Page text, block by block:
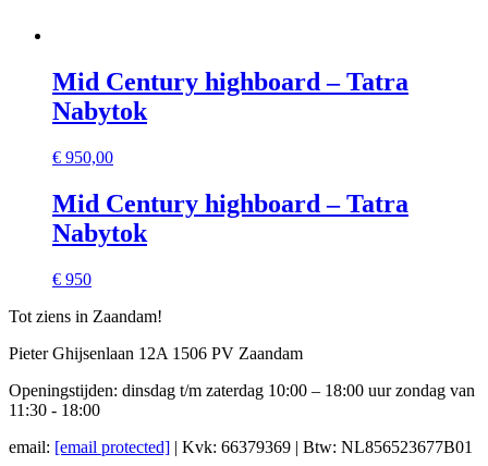
Mid Century highboard – Tatra
Nabytok
€ 950,00
Mid Century highboard – Tatra
Nabytok
€ 950
Tot ziens in Zaandam!
Pieter Ghijsenlaan 12A 1506 PV Zaandam
Openingstijden: dinsdag t/m zaterdag 10:00 – 18:00 uur zondag van
11:30 - 18:00
email: [email protected] | Kvk: 66379369 | Btw: NL856523677B01